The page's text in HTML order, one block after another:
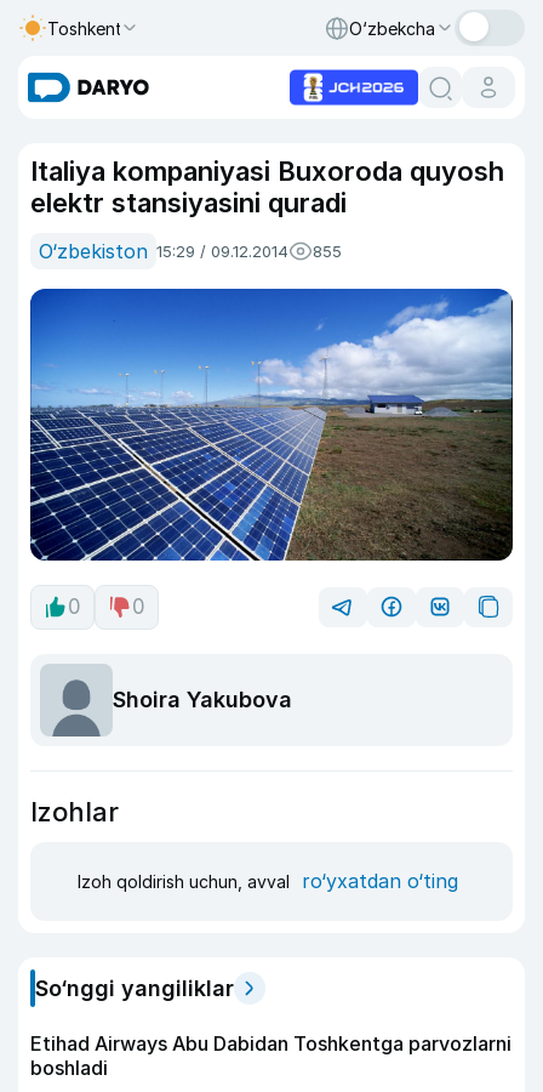
Toshkent O‘zbekcha
Italiya kompaniyasi Buxoroda quyosh
elektr stansiyasini quradi
O‘zbekiston 15:29 / 09.12.2014 855
0 0
Shoira Yakubova
Izohlar
Izoh qoldirish uchun, avval ro‘yxatdan o‘ting
So‘nggi yangiliklar
Etihad Airways Abu Dabidan Toshkentga parvozlarni
boshladi